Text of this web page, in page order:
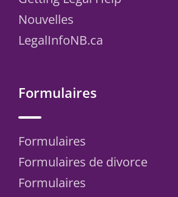
Nouvelles
LegalInfoNB.ca
Formulaires
Formulaires
Formulaires de divorce
Formulaires